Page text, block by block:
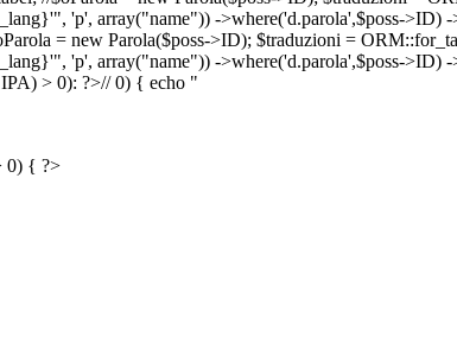
'p', array("name")) ->where('d.parola',$poss->ID)
= new Parola($poss->ID); $traduzioni =
'p', array("name")) ->where('d.parola',$poss->ID)
IPA) > 0): ?>// 0) { echo "
0) { ?>